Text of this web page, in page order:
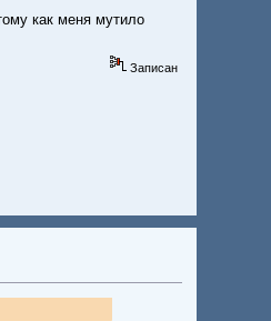
как меня мутило
Записан